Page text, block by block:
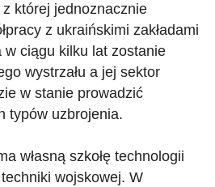
której jednoznacznie
z ukraińskimi zakładami
w ciągu kilku lat zostanie
wystrzału a jej sektor
w stanie prowadzić
typów uzbrojenia.
własną szkołę technologii
wojskowej. W